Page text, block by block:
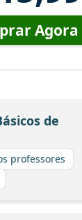
Agora
de
professores